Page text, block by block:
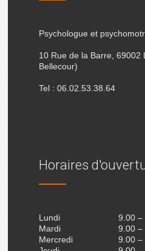
Psychologue et
10 Rue de la Barre, 69002
Bellecour)
Tel : 06.02.53.38.64
Horaires
Lundi
9.00 –
Mardi
9.00 –
Mercredi
9.00 –